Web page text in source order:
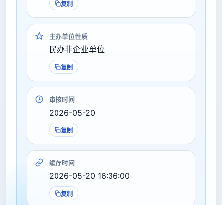
复制
主办单位性质
民办非企业单位
复制
审核时间
2026-05-20
复制
缓存时间
2026-05-20 16:36:00
复制